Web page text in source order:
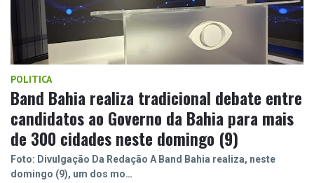
POLITICA
Band Bahia realiza tradicional debate entre
candidatos ao Governo da Bahia para mais
de 300 cidades neste domingo (9)
Foto: Divulgação Da Redação A Band Bahia realiza, neste
domingo (9), um dos mo…